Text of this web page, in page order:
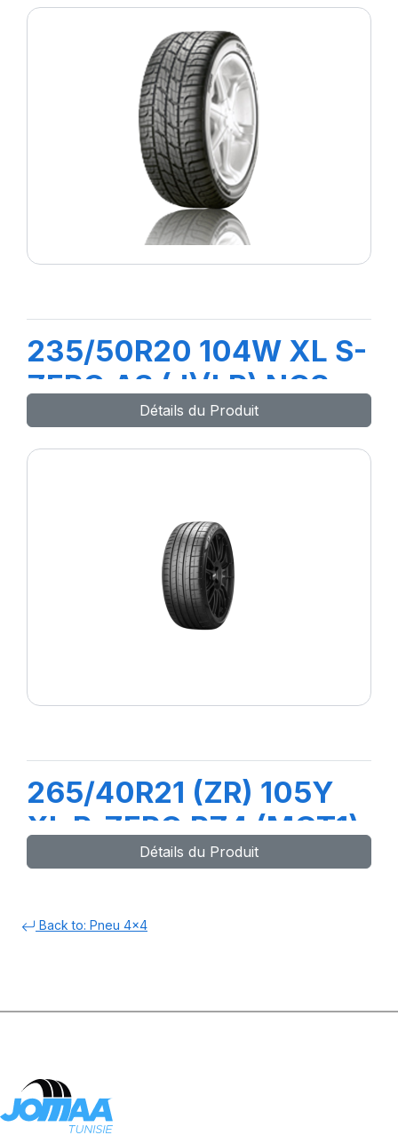
235/50R20 104W XL S-
ZERO AS (J)(LR) NCS
Détails du Produit
265/40R21 (ZR) 105Y
XL P-ZERO PZ4 (MGT1)
Détails du Produit
Back to: Pneu 4x4